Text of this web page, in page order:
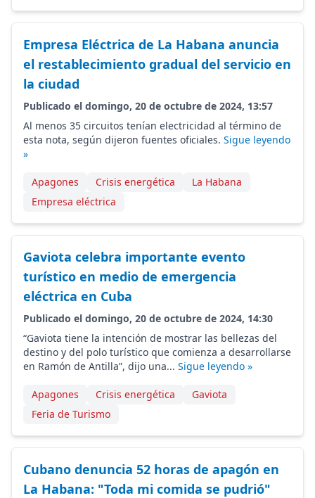
Empresa Eléctrica de La Habana anuncia
el restablecimiento gradual del servicio en
la ciudad
Publicado el domingo, 20 de octubre de 2024, 13:57
Al menos 35 circuitos tenían electricidad al término de
esta nota, según dijeron fuentes oficiales. Sigue leyendo
»
Apagones Crisis energética
La Habana
Empresa eléctrica
Gaviota celebra importante evento
turístico en medio de emergencia
eléctrica en Cuba
Publicado el domingo, 20 de octubre de 2024, 14:30
“Gaviota tiene la intención de mostrar las bellezas del
destino y del polo turístico que comienza a desarrollarse
en Ramón de Antilla”, dijo una... Sigue leyendo »
Apagones Crisis energética
Gaviota
Feria de Turismo
Cubano denuncia 52 horas de apagón en
La Habana: "Toda mi comida se pudrió"